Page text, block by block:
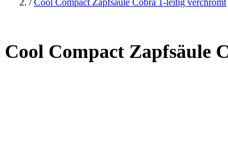
/ Cool Compact Zapfsäule Cobra 1-leitig verchromt
Cool Compact Zapfsäule